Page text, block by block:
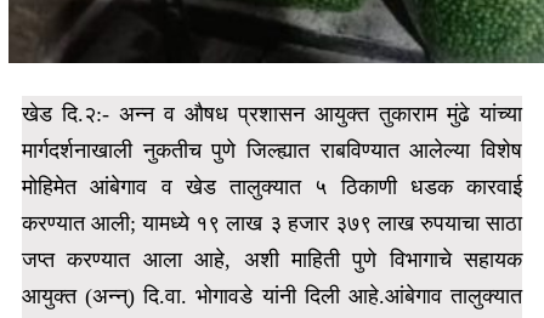
खेड दि.२:- अन्न व औषध प्रशासन आयुक्त तुकाराम मुंढे यांच्या
मार्गदर्शनाखाली नुकतीच पुणे जिल्ह्यात राबविण्यात आलेल्या विशेष
मोहिमेत आंबेगाव व खेड तालुक्यात ५ ठिकाणी धडक कारवाई
करण्यात आली; यामध्ये १९ लाख ३ हजार ३७९ लाख रुपयाचा साठा
जप्त करण्यात आला आहे, अशी माहिती पुणे विभागाचे सहायक
आयुक्त (अन्न्) दि.वा. भोगावडे यांनी दिली आहे.आंबेगाव तालुक्यात